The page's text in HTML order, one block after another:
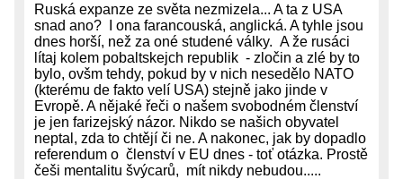
Ruská expanze ze světa nezmizela... A ta z USA
snad ano? I ona farancouská, anglická. A tyhle jsou
dnes horší, než za oné studené války. A že rusáci
lítaj kolem pobaltskejch republik - zločin a zlé by to
bylo, ovšm tehdy, pokud by v nich nesedělo NATO
(kterému de fakto velí USA) stejně jako jinde v
Evropě. A nějaké řeči o našem svobodném členství
je jen farizejský názor. Nikdo se našich obyvatel
neptal, zda to chtějí či ne. A nakonec, jak by dopadlo
referendum o členství v EU dnes - toť otázka. Prostě
češi mentalitu švýcarů, mít nikdy nebudou.....